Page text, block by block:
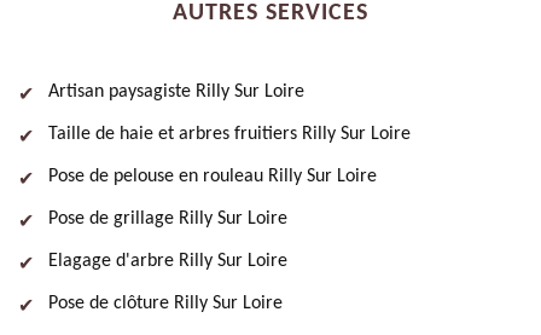
AUTRES SERVICES
Artisan paysagiste Rilly Sur Loire
Taille de haie et arbres fruitiers Rilly Sur Loire
Pose de pelouse en rouleau Rilly Sur Loire
Pose de grillage Rilly Sur Loire
Elagage d'arbre Rilly Sur Loire
Pose de clôture Rilly Sur Loire